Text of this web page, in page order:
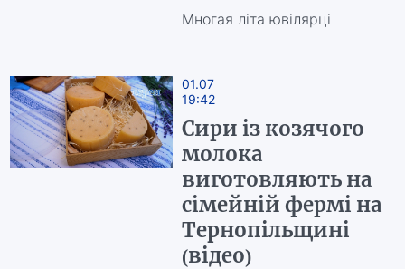
Многая літа ювілярці
01.07
19:42
Сири із козячого
молока
виготовляють на
сімейній фермі на
Тернопільщині
(відео)